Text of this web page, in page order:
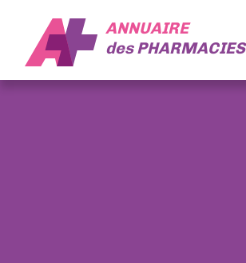
ANNUAIRE
desPHARMACIES